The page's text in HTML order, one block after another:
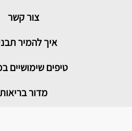
צור קשר
איך להמיר
טיפים שימושיים
מדור בריאות